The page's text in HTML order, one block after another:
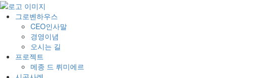
그로벤하우스
CEO인사말
경영이념
오시는 길
프로젝트
메종 드 뤼미에르